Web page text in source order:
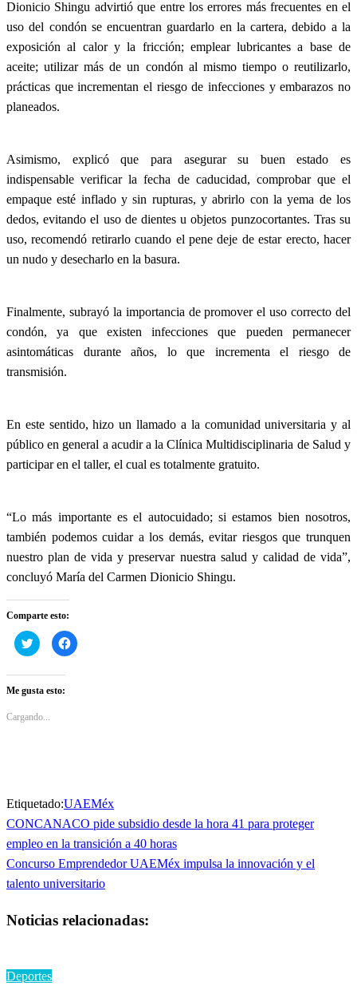
Dionicio Shingu advirtió que entre los errores más frecuentes en el
uso del condón se encuentran guardarlo en la cartera, debido a la
exposición al calor y la fricción; emplear lubricantes a base de
aceite; utilizar más de un condón al mismo tiempo o reutilizarlo,
prácticas que incrementan el riesgo de infecciones y embarazos no
planeados.
Asimismo, explicó que para asegurar su buen estado es
indispensable verificar la fecha de caducidad, comprobar que el
empaque esté inflado y sin rupturas, y abrirlo con la yema de los
dedos, evitando el uso de dientes u objetos punzocortantes. Tras su
uso, recomendó retirarlo cuando el pene deje de estar erecto, hacer
un nudo y desecharlo en la basura.
Finalmente, subrayó la importancia de promover el uso correcto del
condón, ya que existen infecciones que pueden permanecer
asintomáticas durante años, lo que incrementa el riesgo de
transmisión.
En este sentido, hizo un llamado a la comunidad universitaria y al
público en general a acudir a la Clínica Multidisciplinaria de Salud y
participar en el taller, el cual es totalmente gratuito.
“Lo más importante es el autocuidado; si estamos bien nosotros,
también podemos cuidar a los demás, evitar riesgos que trunquen
nuestro plan de vida y preservar nuestra salud y calidad de vida”,
concluyó María del Carmen Dionicio Shingu.
Comparte esto:
Haz
clic
en
Twitter
(Se
en
Haz
clic
Me gusta esto:
Cargando...
Etiquetado:UAEMéx
Navegación
de
entradas
Entrada
anterior
CONCANACO pide subsidio desde la hora 41 para proteger
empleo en la transición a 40 horas
Entrada
siguiente
Concurso Emprendedor UAEMéx impulsa la innovación y el
talento universitario
Noticias relacionadas:
Deportes